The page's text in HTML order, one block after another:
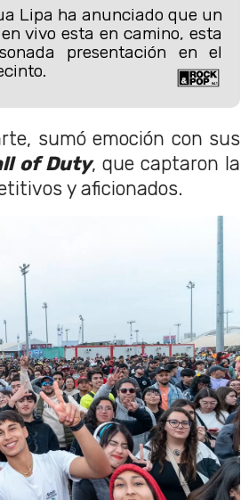
Lipa ha anunciado que un
vivo esta en camino, esta
presentación en el
sumó emoción con sus
of Duty, que captaron la
y aficionados.